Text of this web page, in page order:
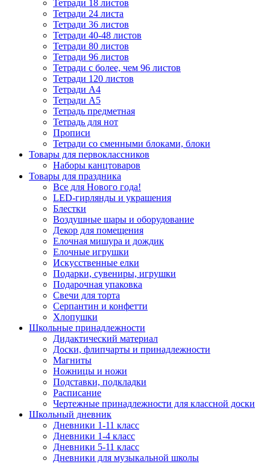
Тетради 18 листов
Тетради 24 листа
Тетради 36 листов
Тетради 40-48 листов
Тетради 80 листов
Тетради 96 листов
Тетради с более, чем 96 листов
Тетради 120 листов
Тетради А4
Тетради А5
Тетрадь предметная
Тетрадь для нот
Прописи
Тетради со сменными блоками, блоки
Товары для первоклассников
Наборы канцтоваров
Товары для праздника
Все для Нового года!
LED-гирлянды и украшения
Блестки
Воздушные шары и оборудование
Декор для помещения
Елочная мишура и дождик
Елочные игрушки
Искусственные елки
Подарки, сувениры, игрушки
Подарочная упаковка
Свечи для торта
Серпантин и конфетти
Хлопушки
Школьные принадлежности
Дидактический материал
Доски, флипчарты и принадлежности
Магниты
Ножницы и ножи
Подставки, подкладки
Расписание
Чертежные принадлежности для классной доски
Школьный дневник
Дневники 1-11 класс
Дневники 1-4 класс
Дневники 5-11 класс
Дневники для музыкальной школы